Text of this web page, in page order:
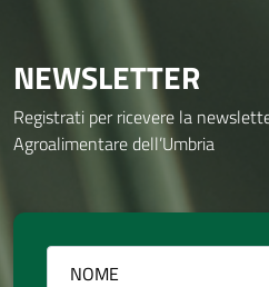
NEWSLETTER
Registrati per ricevere la
Agroalimentare dell’Umbria